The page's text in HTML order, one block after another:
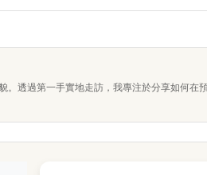
透過第一手實地走訪，我專注於分享如何在